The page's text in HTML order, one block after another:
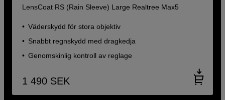
LensCoat RS (Rain Sleeve) Large Realtree Max5
Väderskydd för stora objektiv
Snabbt regnskydd med dragkedja
Genomskinlig kontroll av reglage
1 490 SEK